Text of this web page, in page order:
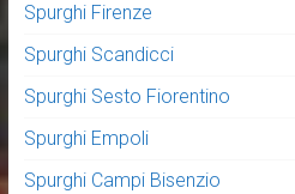
Spurghi Firenze
Spurghi Scandicci
Spurghi Sesto Fiorentino
Spurghi Empoli
Spurghi Campi Bisenzio